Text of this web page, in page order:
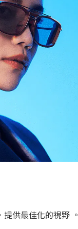
供最佳化的視野 。